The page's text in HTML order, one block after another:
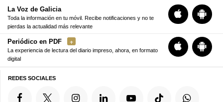
La Voz de Galicia
Toda la información en tu móvil. Recibe notificaciones y no te
pierdas la actualidad más relevante
Periódico en PDF
La experiencia de lectura del diario impreso, ahora, en formato
digital
REDES SOCIALES